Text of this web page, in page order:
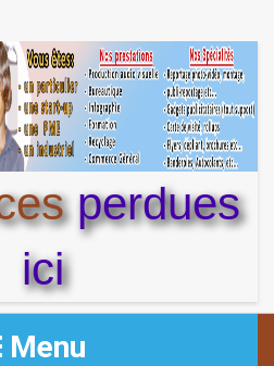
perdues
ici
Menu